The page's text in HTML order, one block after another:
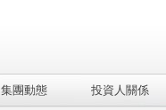
集團動態 投資人關係